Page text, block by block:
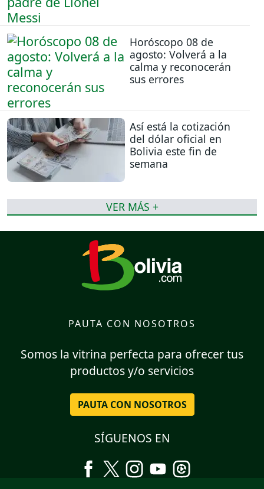
Horóscopo 08 de
agosto: Volverá a la
calma y reconocerán
sus errores
Así está la cotización
del dólar oficial en
Bolivia este fin de
semana
VER MÁS +
PAUTA CON NOSOTROS
Somos la vitrina perfecta para ofrecer tus
productos y/o servicios
PAUTA CON NOSOTROS
SÍGUENOS EN